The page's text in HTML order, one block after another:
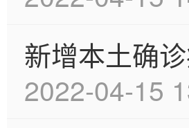
新增本土确
2022-04-15